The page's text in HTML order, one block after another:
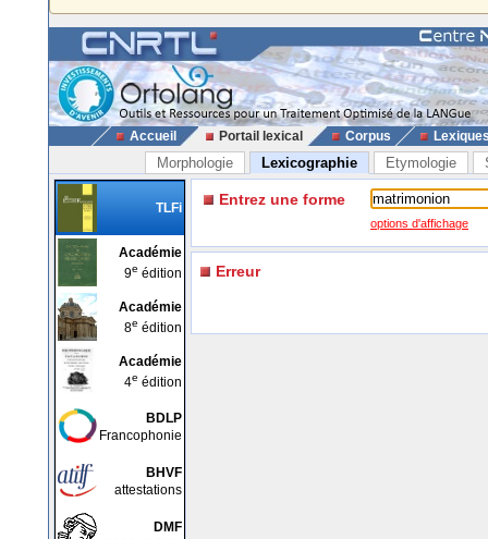
Accueil Portail lexical Corpus
Morphologie Lexicographie Etymologie
TLFi
Académie
9e édition
Académie
8e édition
Académie
4e édition
BDLP
Francophonie
BHVF
attestations
DMF
Entrez une forme
options d'affichage
Erreur